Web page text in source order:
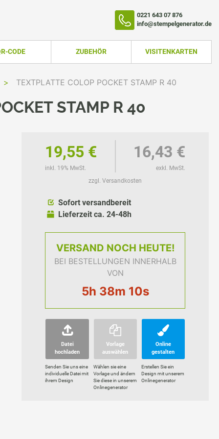
0221 643 07 876
info@stempelgenerator.de
CODE ZUBEHÖR VISITENKARTEN
> TEXTPLATTE COLOP POCKET STAMP R 40
STAMP R 40
19,55 €
inkl. 19% MwSt.
16,43 €
exkl. MwSt.
zzgl. Versandkosten
Sofort versandbereit
Lieferzeit ca. 24-48h
VERSAND NOCH HEUTE!
BEI BESTELLUNGEN INNERHALB
VON
5h 38m 09s
Datei
hochladen
Senden Sie uns eine
individuelle Datei mit
ihrem Design
Vorlage
auswählen
Wählen sie eine
Vorlage und ändern
Sie diese in unserem
Onlinegenerator
Online
gestalten
Erstellen Sie ein
Design mit unserem
Onlinegenerator